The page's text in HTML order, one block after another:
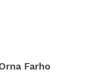
Farho